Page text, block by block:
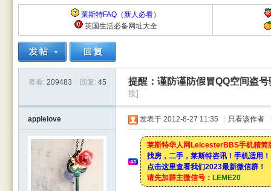
莱斯特FAQ（新人必看）
英国生活必备网址大全
查看: 209483 回复: 45 提醒：谨防谨防假冒QQ空间盗
接]
applelove 发表于 2012-8-27 11:35 只看该作者
莱斯特华人网LeicesterBBS手机精简
找房，二手，莱斯特咨讯！手机适用！
点击这里查看我们2023最新微信群！
请先加群主微信号： LEME20